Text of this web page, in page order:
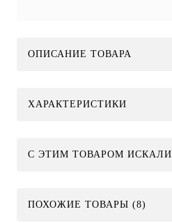
ОПИСАНИЕ ТОВАРА
ХАРАКТЕРИСТИКИ
C ЭТИМ ТОВАРОМ ИСКАЛИ
ПОХОЖИЕ ТОВАРЫ (8)